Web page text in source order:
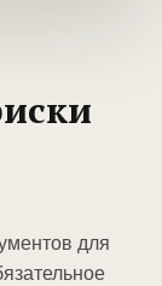
для